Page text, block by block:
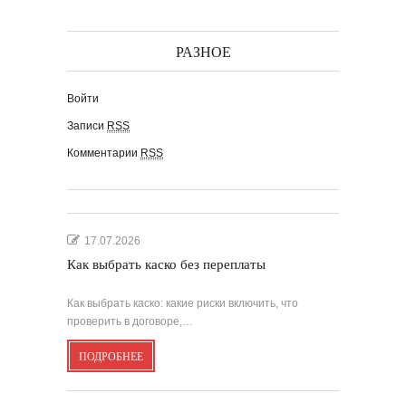
РАЗНОЕ
Войти
Записи RSS
Комментарии RSS
17.07.2026
Как выбрать каско без переплаты
Как выбрать каско: какие риски включить, что
проверить в договоре,…
ПОДРОБНЕЕ